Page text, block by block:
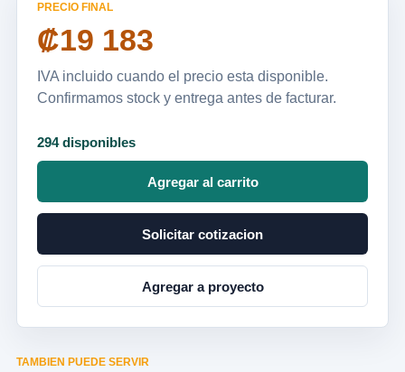
PRECIO FINAL
₡19 183
IVA incluido cuando el precio esta disponible.
Confirmamos stock y entrega antes de facturar.
294 disponibles
Agregar al carrito
Solicitar cotizacion
Agregar a proyecto
TAMBIEN PUEDE SERVIR